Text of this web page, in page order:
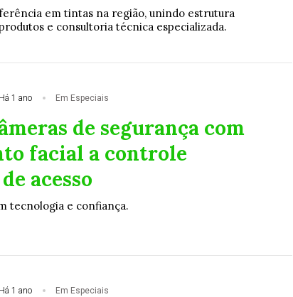
em tintas na região, unindo estrutura
e consultoria técnica especializada.
Há 1 ano Em Especiais
de segurança com
facial a controle
acesso
tecnologia e confiança.
Há 1 ano Em Especiais